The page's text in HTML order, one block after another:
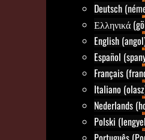
Deutsch
Ελληνικά
English
Español
Français
Italiano
Nederlands
Polski